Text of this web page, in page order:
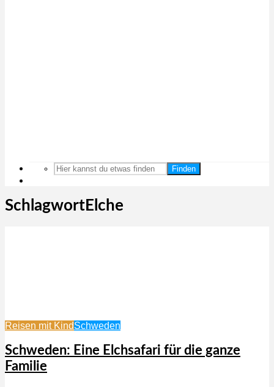
Finden
SchlagwortElche
Reisen mit KindSchweden
Schweden: Eine Elchsafari für die ganze
Familie